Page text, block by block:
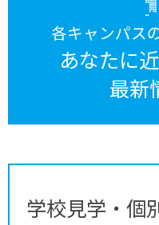
各キャンパス
あなたに
最新
学校見学・個